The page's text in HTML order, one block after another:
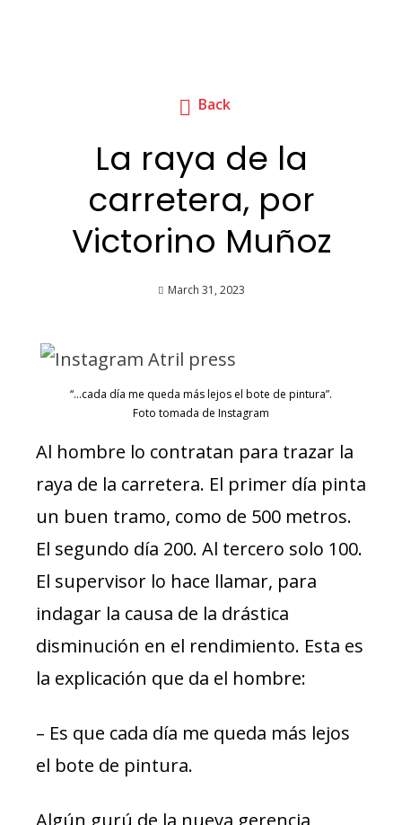
Back
La raya de la
carretera, por
Victorino Muñoz
March 31, 2023
“…cada día me queda más lejos el bote de pintura”.
Foto tomada de Instagram
Al hombre lo contratan para trazar la
raya de la carretera. El primer día pinta
un buen tramo, como de 500 metros.
El segundo día 200. Al tercero solo 100.
El supervisor lo hace llamar, para
indagar la causa de la drástica
disminución en el rendimiento. Esta es
la explicación que da el hombre:
– Es que cada día me queda más lejos
el bote de pintura.
Algún gurú de la nueva gerencia